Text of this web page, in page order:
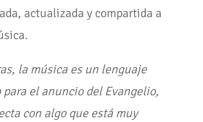
actualizada y compartida a
la música es un lenguaje
el anuncio del Evangelio,
con algo que está muy